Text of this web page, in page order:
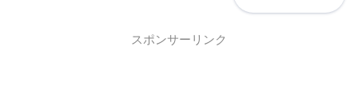
スポンサーリンク